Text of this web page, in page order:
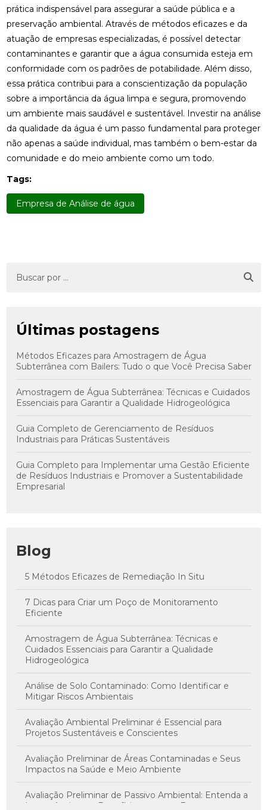
prática indispensável para assegurar a saúde pública e a
preservação ambiental. Através de métodos eficazes e da
atuação de empresas especializadas, é possível detectar
contaminantes e garantir que a água consumida esteja em
conformidade com os padrões de potabilidade. Além disso,
essa prática contribui para a conscientização da população
sobre a importância da água limpa e segura, promovendo
um ambiente mais saudável e sustentável. Investir na análise
da qualidade da água é um passo fundamental para proteger
não apenas a saúde individual, mas também o bem-estar da
comunidade e do meio ambiente como um todo.
Tags:
Empresa de Análise de água
Últimas postagens
Métodos Eficazes para Amostragem de Água
Subterrânea com Bailers: Tudo o que Você Precisa Saber
Amostragem de Água Subterrânea: Técnicas e Cuidados
Essenciais para Garantir a Qualidade Hidrogeológica
Guia Completo de Gerenciamento de Resíduos
Industriais para Práticas Sustentáveis
Guia Completo para Implementar uma Gestão Eficiente
de Resíduos Industriais e Promover a Sustentabilidade
Empresarial
Blog
5 Métodos Eficazes de Remediação In Situ
7 Dicas para Criar um Poço de Monitoramento
Eficiente
Amostragem de Água Subterrânea: Técnicas e
Cuidados Essenciais para Garantir a Qualidade
Hidrogeológica
Análise de Solo Contaminado: Como Identificar e
Mitigar Riscos Ambientais
Avaliação Ambiental Preliminar é Essencial para
Projetos Sustentáveis e Conscientes
Avaliação Preliminar de Áreas Contaminadas e Seus
Impactos na Saúde e Meio Ambiente
Avaliação Preliminar de Passivo Ambiental: Entenda a
Importância e os Benefícios para sua Empresa